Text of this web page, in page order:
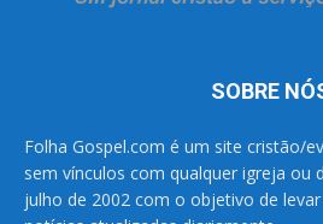
SOBRE
Folha Gospel.com é um site cristão/
sem vínculos com qualquer igreja ou
julho de 2002 com o objetivo de